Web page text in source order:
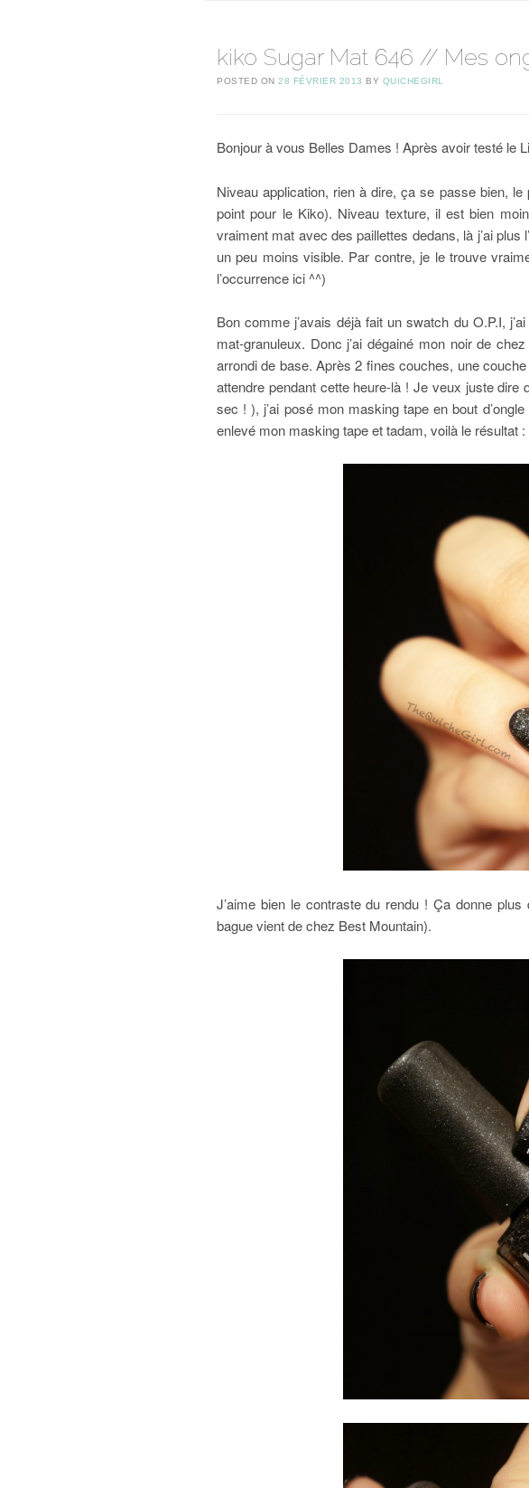
kiko Sugar Mat 646 // Mes
POSTED ON 28 FÉVRIER 2013 BY QUICHEGIRL
Bonjour à vous Belles Dames ! Après avoir testé le
Niveau application, rien à dire, ça se passe bien,
point pour le Kiko). Niveau texture, il est bien
vraiment mat avec des paillettes dedans, là j’ai
un peu moins visible. Par contre, je le trouve
l’occurrence ici ^^)
Bon comme j’avais déjà fait un swatch du O.P.I,
mat-granuleux. Donc j’ai dégainé mon noir de
arrondi de base. Après 2 fines couches, une
attendre pendant cette heure-là ! Je veux juste dire
sec ! ), j’ai posé mon masking tape en bout
enlevé mon masking tape et tadam, voilà le résultat :
J’aime bien le contraste du rendu ! Ça donne
bague vient de chez Best Mountain).